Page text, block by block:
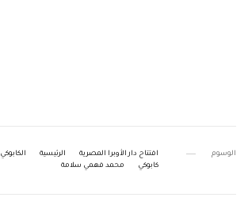
الوسوم افتتاح دار الأوبرا المصرية الرئيسية الكابوكي
كابوكي
محمد فهمي سلامة